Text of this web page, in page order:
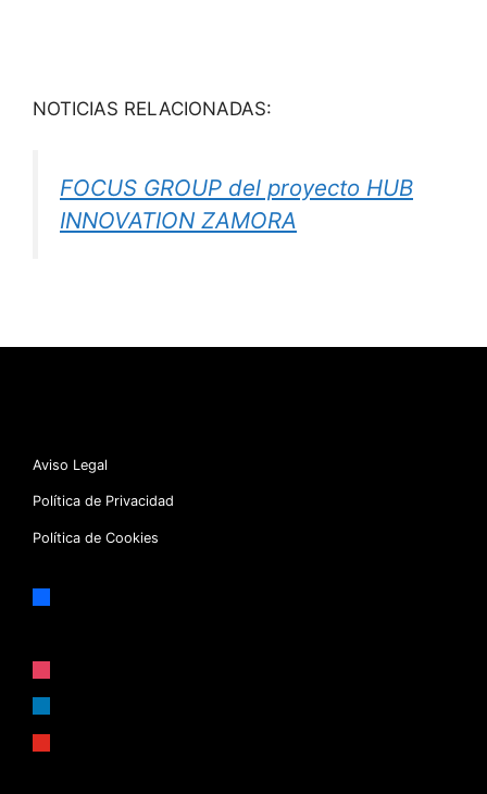
NOTICIAS RELACIONADAS:
FOCUS GROUP del proyecto HUB
INNOVATION ZAMORA
Aviso Legal
Política de Privacidad
Política de Cookies
facebook
instagram
linkedin
youtube